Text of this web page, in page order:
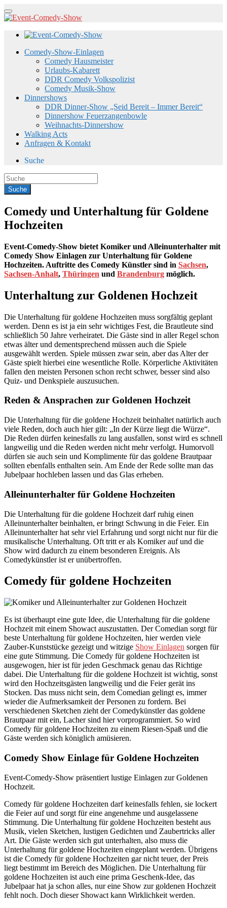
Comedy-Show-Einlagen
Comedy Hausmeister
Urlaubs-Kabarett
DDR Comedy Volkspolizist
Comedy Musik-Show
Dinnershows
DDR Dinner-Show „Seid Bereit – Immer Bereit“
Dinnershow Feuerzangenbowle
Weihnachts-Dinnershow
Walking Acts
Anfragen & Kontakt
Suche
Comedy und Unterhaltung für Goldene
Hochzeiten
Event-Comedy-Show bietet Komiker und Alleinunterhalter mit
Comedy Show Einlagen zur Unterhaltung für Goldene
Hochzeiten. Auftritte des Comedy Künstler sind in Sachsen,
Sachsen-Anhalt, Thüringen und Brandenburg möglich.
Unterhaltung zur Goldenen Hochzeit
Die Unterhaltung für goldene Hochzeiten muss sorgfältig geplant
werden. Denn es ist ja ein sehr wichtiges Fest, die Brautleute sind
schließlich 50 Jahre verheiratet. Die Gäste sind in aller Regel schon
etwas älter und dementsprechend müssen auch die Spiele
ausgewählt werden. Spiele müssen zwar sein, aber das Alter der
Gäste spielt hierbei eine wesentliche Rolle. Körperliche Aktivitäten
fallen den meisten Personen schon recht schwer, besser sind also
Quiz- und Denkspiele auszusuchen.
Reden & Ansprachen zur Goldenen Hochzeit
Die Unterhaltung für die goldene Hochzeit beinhaltet natürlich auch
viele Reden, doch auch hier gilt: „In der Kürze liegt die Würze“.
Die Reden dürfen keinesfalls zu lang ausfallen, sonst wird es schnell
langweilig und die Reden werden nicht mehr verfolgt. Humorvoll
dürfen sie auch sein und Komplimente für das goldene Brautpaar
sollten ebenfalls enthalten sein. Am Ende der Rede sollte man das
Jubelpaar hochleben lassen und das Glas erheben.
Alleinunterhalter für Goldene Hochzeiten
Die Unterhaltung für die goldene Hochzeit darf ruhig einen
Alleinunterhalter beinhalten, er bringt Schwung in die Feier. Ein
Alleinunterhalter hat sehr viel Erfahrung und sorgt nicht nur für die
musikalische Unterhaltung. Oft tritt er als Komiker auf und die
Show wird dadurch zu einem besonderen Ereignis. Als
Comedykünstler ist er unübertroffen.
Comedy für goldene Hochzeiten
Es ist überhaupt eine gute Idee, die Unterhaltung für die goldene
Hochzeit mit einem Showact auszustatten. Der Comedian sorgt für
beste Unterhaltung für goldene Hochzeiten, hier werden viele
Zauber-Kunststücke gezeigt und witzige Show Einlagen sorgen für
eine gute Stimmung. Die Comedy für goldene Hochzeiten ist
ausgewogen, hier ist für jeden Geschmack genau das Richtige
dabei. Die Unterhaltung für die goldene Hochzeit ist wichtig, sonst
wird den Hochzeitsgästen langweilig und die Feier gerät ins
Stocken. Das muss nicht sein, dem Comedian gelingt es, immer
wieder die Aufmerksamkeit der Personen zu fordern. Bei
verschiedenen Sketchen zieht der Comedykünstler das goldene
Brautpaar mit ein, Lacher sind hier vorprogrammiert. So wird
Comedy für goldene Hochzeiten zu einem Riesen-Spaß und die
Gäste werden sich königlich amüsieren.
Comedy Show Einlage für Goldene Hochzeiten
Event-Comedy-Show präsentiert lustige Einlagen zur Goldenen
Hochzeit.
Comedy für goldene Hochzeiten darf keinesfalls fehlen, sie lockert
die Feier auf und sorgt für eine angenehme und ausgelassene
Stimmung. Die Unterhaltung für goldene Hochzeiten besteht aus
Musik, vielen Sketchen, lustigen Gedichten und Zaubertricks aller
Art. Die Gäste werden sich gut unterhalten, also muss die
Unterhaltung für goldene Hochzeiten eingeplant werden. Übrigens
ist die Comedy für goldene Hochzeiten gar nicht teuer, der Preis
liegt bestimmt im Bereich des Möglichen. Die Unterhaltung für
goldene Hochzeiten ist auch eine prima Geschenk-Idee, das
Jubelpaar hat ja schon alles, nur eine Show zur goldenen Hochzeit
fehlt noch. Doch dieser Showact kann Wirklichkeit werden.